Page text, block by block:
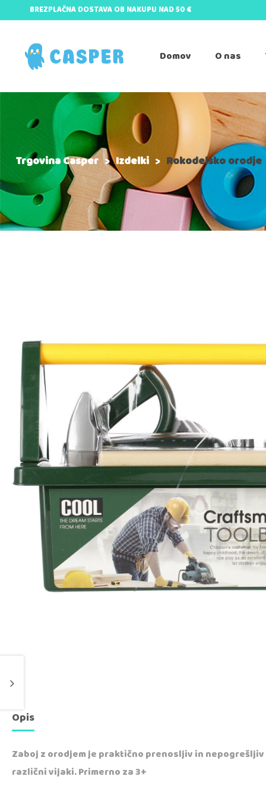
BREZPLAČNA DOSTAVA OB NAKUPU NAD 50 €
Domov O nas
Trgovina Casper >Izdelki > Rokodelsko orodje
Opis
Zaboj z orodjem je praktično prenosljiv in
različni vijaki. Primerno za 3+